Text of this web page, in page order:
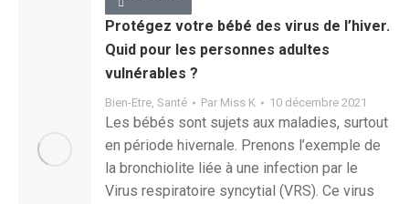
Protégez votre bébé des virus de l’hiver.
Quid pour les personnes adultes
vulnérables ?
Bien-Etre, Santé Par Miss K 10 décembre 2021
Les bébés sont sujets aux maladies, surtout
en période hivernale. Prenons l’exemple de
la bronchiolite liée à une infection par le
Virus respiratoire syncytial (VRS). Ce virus